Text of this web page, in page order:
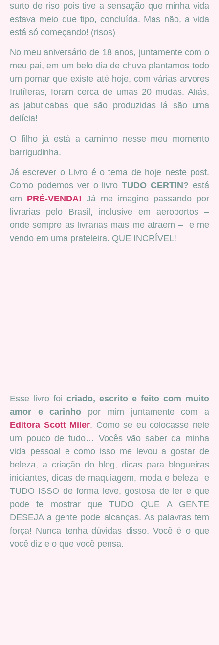
surto de riso pois tive a sensação que minha vida
estava meio que tipo, concluída. Mas não, a vida
está só começando! (risos)
No meu aniversário de 18 anos, juntamente com o
meu pai, em um belo dia de chuva plantamos todo
um pomar que existe até hoje, com várias arvores
frutíferas, foram cerca de umas 20 mudas. Aliás,
as jabuticabas que são produzidas lá são uma
delícia!
O filho já está a caminho nesse meu momento
barrigudinha.
Já escrever o Livro é o tema de hoje neste post.
Como podemos ver o livroTUDO CERTIN? está
em PRÉ-VENDA! Já me imagino passando por
livrarias pelo Brasil, inclusive em aeroportos –
onde sempre as livrarias mais me atraem – e me
vendo em uma prateleira. QUE INCRÍVEL!
Esse livro foi criado, escrito e feito com muito
amor e carinho por mim juntamente com a
Editora Scott Miler. Como se eu colocasse nele
um pouco de tudo… Vocês vão saber da minha
vida pessoal e como isso me levou a gostar de
beleza, a criação do blog, dicas para blogueiras
iniciantes, dicas de maquiagem, moda e beleza e
TUDO ISSO de forma leve, gostosa de ler e que
pode te mostrar que TUDO QUE A GENTE
DESEJA a gente pode alcanças. As palavras tem
força! Nunca tenha dúvidas disso. Você é o que
você diz e o que você pensa.